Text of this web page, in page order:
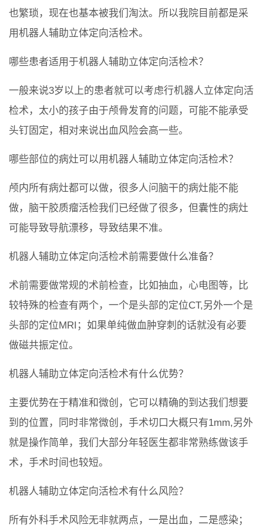
也繁琐，现在也基本被我们淘汰。所以我院目前都是采
用机器人辅助立体定向活检术。
哪些患者适用于机器人辅助立体定向活检术？
一般来说3岁以上的患者就可以考虑行机器人立体定向活
检术，太小的孩子由于颅骨发育的问题，可能不能承受
头钉固定，相对来说出血风险会高一些。
哪些部位的病灶可以用机器人辅助立体定向活检术？
颅内所有病灶都可以做，很多人问脑干的病灶能不能
做，脑干胶质瘤活检我们已经做了很多，但囊性的病灶
可能导致导航漂移，导致结果不准。
机器人辅助立体定向活检术前需要做什么准备？
术前需要做常规的术前检查，比如抽血，心电图等，比
较特殊的检查有两个，一个是头部的定位CT,另外一个是
头部的定位MRI；如果单纯做血肿穿刺的话就没有必要
做磁共振定位。
机器人辅助立体定向活检术有什么优势？
主要优势在于精准和微创，它可以精确的到达我们想要
到的位置，同时非常微创，手术切口大概只有1mm,另外
就是操作简单，我们大部分年轻医生都非常熟练做该手
术，手术时间也较短。
机器人辅助立体定向活检术有什么风险？
所有外科手术风险无非就两点，一是出血，二是感染；